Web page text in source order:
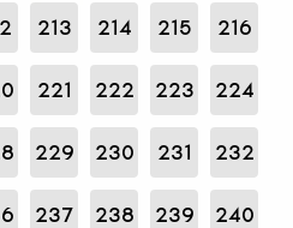
213 214 215 216
221 222 223 224
229 230 231 232
237 238 239 240